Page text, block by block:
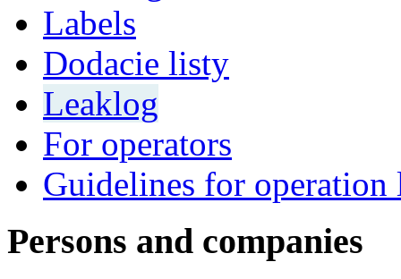
Labels
Dodacie listy
Leaklog
For operators
Guidelines for operation
Persons and companies